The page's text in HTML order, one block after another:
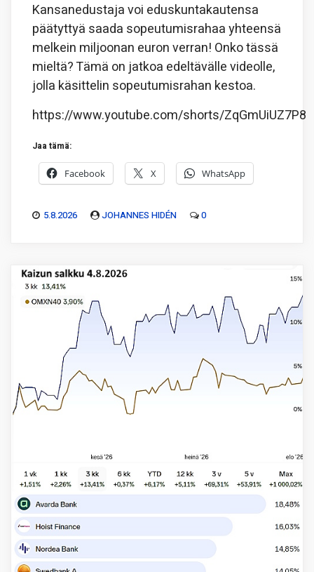
Kansanedustaja voi eduskuntakautensa
päätyttyä saada sopeutumisrahaa yhteensä
melkein miljoonan euron verran! Onko tässä
mieltä? Tämä on jatkoa edeltävälle videolle,
jolla käsittelin sopeutumisrahan kestoa.
https://www.youtube.com/shorts/ZqGmUiUZ7P8
Jaa tämä:
Facebook X WhatsApp
5.8.2026 JOHANNES HIDÉN 0